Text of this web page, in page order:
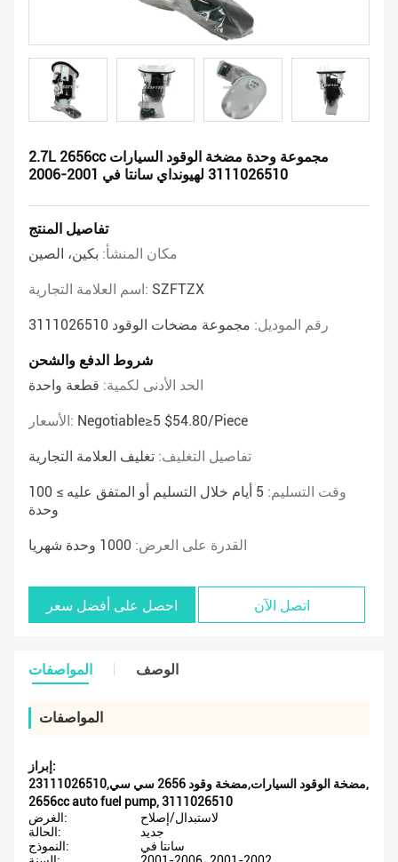
2.7L 2656cc مجموعة وحدة مضخة الوقود السيارات
3111026510 لهيونداي سانتا في 2001-2006
تفاصيل المنتج
مكان المنشأ: بكين، الصين
اسم العلامة التجارية: SZFTZX
رقم الموديل: مجموعة مضخات الوقود 3111026510
شروط الدفع والشحن
الحد الأدنى لكمية: قطعة واحدة
الأسعار: Negotiable≥5 $54.80/piece
تفاصيل التغليف: تغليف العلامة التجارية
وقت التسليم:
5 أيام خلال التسليم أو المتفق عليه ≥ 100
وحدة
القدرة على العرض: 1000 وحدة شهريا
احصل على أفضل سعر اتصل الآن
المواصفات الوصف
المواصفات
إبراز:
2مضخة الوقود السيارات,مضخة وقود 2656 سي سي,3111026510,
2656cc auto fuel pump,3111026510
الغرض:
لاستبدال/إصلاح
الحالة:
جديد
النموذج:
سانتا في